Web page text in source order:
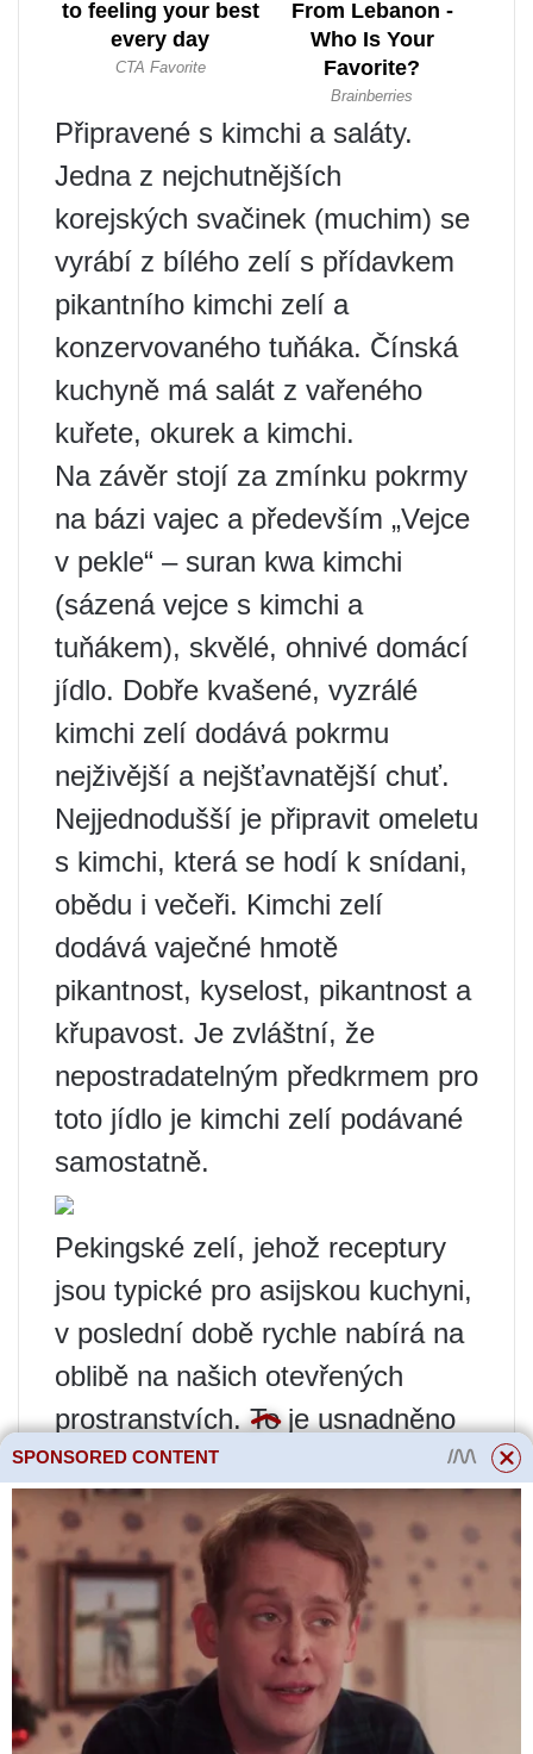
Připravené s kimchi a saláty.
Jedna z nejchutnějších
korejských svačinek (muchim) se
vyrábí z bílého zelí s přídavkem
pikantního kimchi zelí a
konzervovaného tuňáka. Čínská
kuchyně má salát z vařeného
kuřete, okurek a kimchi.
Na závěr stojí za zmínku pokrmy
na bázi vajec a především „Vejce
v pekle“ – suran kwa kimchi
(sázená vejce s kimchi a
tuňákem), skvělé, ohnivé domácí
jídlo. Dobře kvašené, vyzrálé
kimchi zelí dodává pokrmu
nejživější a nejšťavnatější chuť.
Nejjednodušší je připravit omeletu
s kimchi, která se hodí k snídani,
obědu i večeři. Kimchi zelí
dodává vaječné hmotě
pikantnost, kyselost, pikantnost a
křupavost. Je zvláštní, že
nepostradatelným předkrmem pro
toto jídlo je kimchi zelí podávané
samostatně.
Pekingské zelí, jehož receptury
jsou typické pro asijskou kuchyni,
v poslední době rychle nabírá na
oblibě na našich otevřených
prostranstvích. To je usnadněno
vynikajícími chuťovými
vlastnostmi a snadným
prováděním kulinářských
kompozic na nich založených.
Pokrmy z čínského zelí
Pekingské zelí, jehož receptury
se snadno realizují, je jednou z
SPONSORED CONTENT